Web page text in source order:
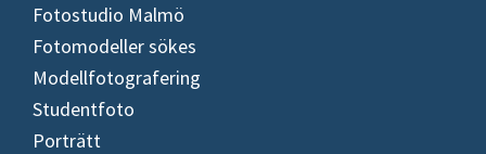
Fotostudio Malmö
Fotomodeller sökes
Modellfotografering
Studentfoto
Porträtt